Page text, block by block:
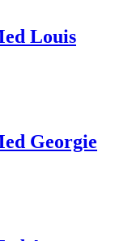
Louis
Georgie